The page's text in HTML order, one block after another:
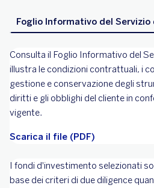
Foglio Informativo del Servizio
Consulta il Foglio Informativo del
illustra le condizioni contrattuali, i
gestione e conservazione degli
diritti e gli obblighi del cliente in
vigente.
Scarica il file (PDF)
I fondi d'investimento selezionati
base dei criteri di due diligence